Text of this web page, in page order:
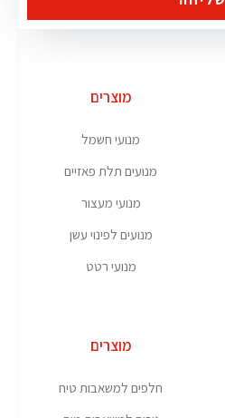
מוצרים
מנועי חשמל
מנועים תלת פאזיים
מנועי מעצור
מנועים לפינוי עשן
מנועי רטט
מוצרים
חלפים למשאבות טיח